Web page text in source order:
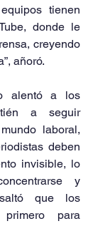
tienen
donde le
creyendo
añoró.
alentó a los
a seguir
laboral,
deben
invisible, lo
y
que los
primero para